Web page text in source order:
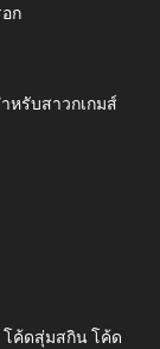
ก
หรับสาวกเกมส์
โค้ดสุ่มสกิน โค้ด